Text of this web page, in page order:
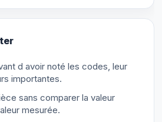
d avoir noté les codes, leur
importantes.
sans comparer la valeur
mesurée.